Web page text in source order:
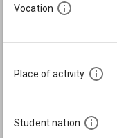
Vocation
Place of activity
Student nation